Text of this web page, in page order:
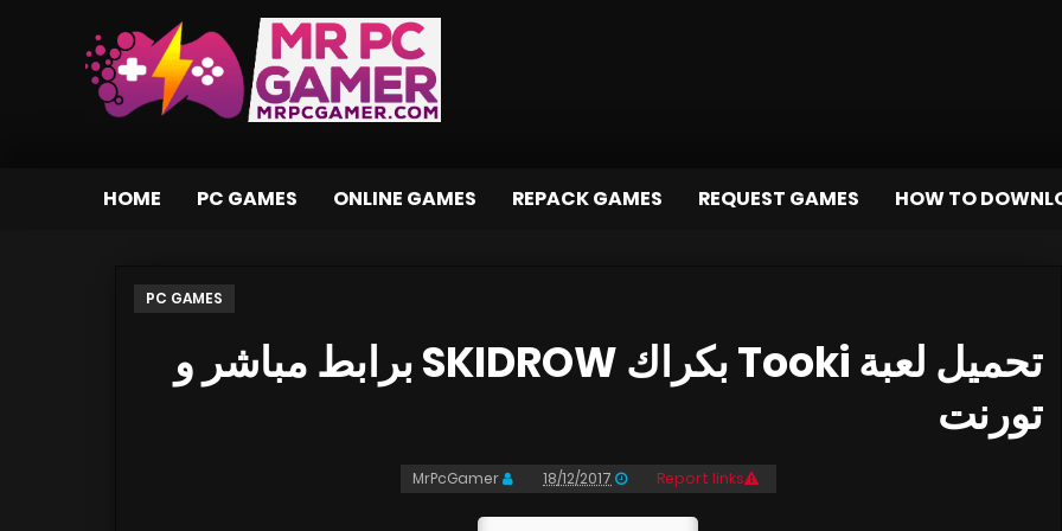
HOME PC GAMES ONLINE GAMES REPACK GAMES REQUEST GAMES HOW TO
PC GAMES
تحميل لعبة Tooki بكراك SKIDROW برابط مباشر و
تورنت
MrPcGamer 18/12/2017 Report links